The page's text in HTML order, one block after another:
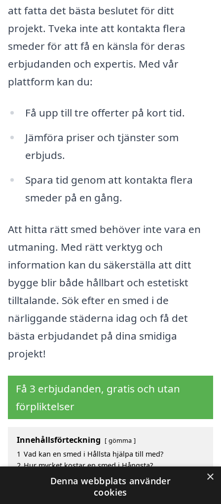
att fatta det bästa beslutet för ditt
projekt. Tveka inte att kontakta flera
smeder för att få en känsla för deras
erbjudanden och expertis. Med vår
plattform kan du:
Få upp till tre offerter på kort tid.
Jämföra priser och tjänster som
erbjuds.
Spara tid genom att kontakta flera
smeder på en gång.
Att hitta rätt smed behöver inte vara en
utmaning. Med rätt verktyg och
information kan du säkerställa att ditt
bygge blir både hållbart och estetiskt
tilltalande. Sök efter en smed i de
närliggande städerna idag och få det
bästa erbjudandet på dina smidiga
projekt!
Få 3 erbjudanden, gratis och utan
förpliktelser
Innehållsförteckning gömma
1 Vad kan en smed i Hållsta hjälpa till med?
2 Hur mycket kostar en smed i Hångsta?
Fördelar med att välja smed i Hållsta
Sök efter en smed i Hållsta och de omgivande
×
Denna webbplats använder
cookies